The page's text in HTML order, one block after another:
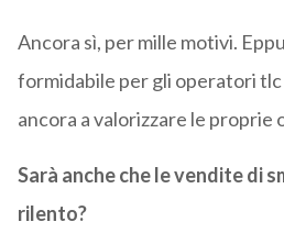
Ancora sì, per mille motivi.
formidabile per gli operatori
ancora a valorizzare le
Sarà anche che le vendite di
rilento?